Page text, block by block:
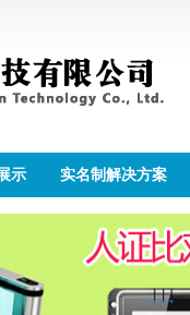
示 实名制解决方案